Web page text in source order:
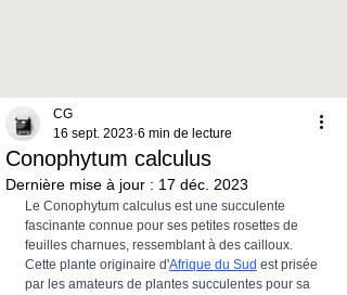
Conophytum calculus
CG
16 sept. 2023 6 min de lecture
Dernière mise à jour : 17 déc. 2023
Le Conophytum calculus est une succulente
fascinante connue pour ses petites rosettes de
feuilles charnues, ressemblant à des cailloux.
Cette plante originaire d'Afrique du Sud est prisée
par les amateurs de plantes succulentes pour sa